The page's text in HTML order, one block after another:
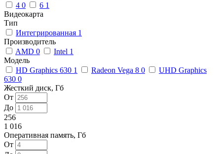
4 0 6 1
Видеокарта
Тип
Интегрированная 1
Производитель
AMD 0 Intel 1
Модель
HD Graphics 630 1 Radeon Vega 8 0
UHD Graphics
630 0
Жесткий диск, Гб
От
До
256
1 016
Оперативная память, Гб
От